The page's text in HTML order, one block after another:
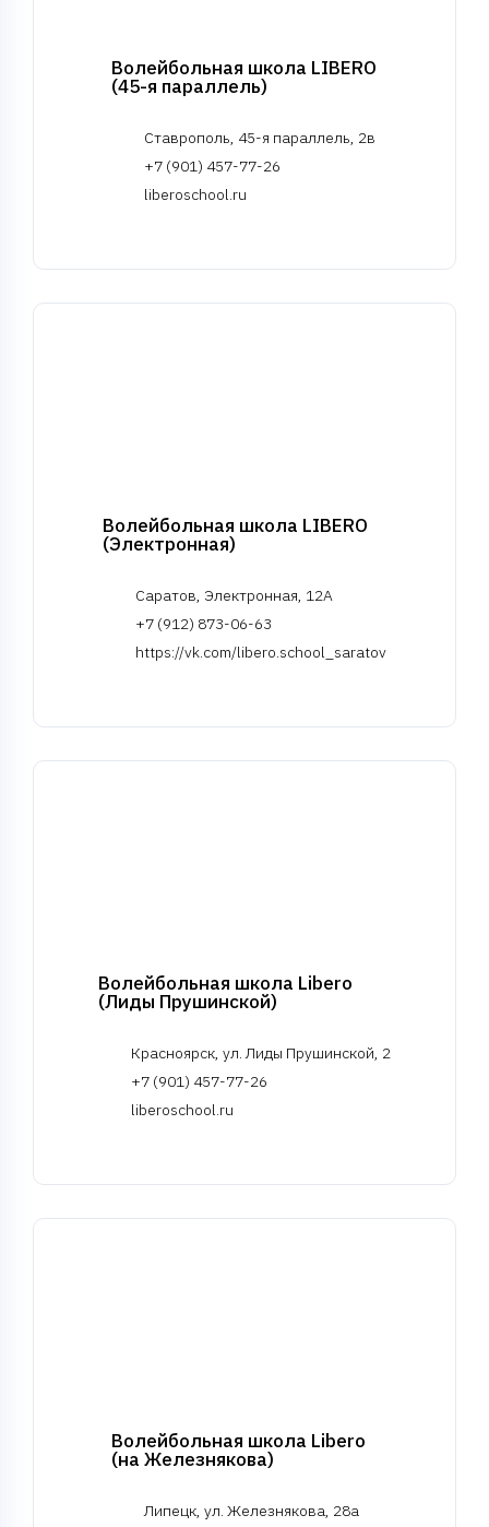
Волейбольная школа LIBERO
(45-я параллель)
Ставрополь, 45-я параллель, 2в
+7 (901) 457-77-26
liberoschool.ru
Волейбольная школа LIBERO
(Электронная)
Саратов, Электронная, 12А
+7 (912) 873-06-63
https://vk.com/libero.school_saratov
Волейбольная школа Libero
(Лиды Прушинской)
Красноярск, ул. Лиды Прушинской, 2
+7 (901) 457-77-26
liberoschool.ru
Волейбольная школа Libero
(на Железнякова)
Липецк, ул. Железнякова, 28а